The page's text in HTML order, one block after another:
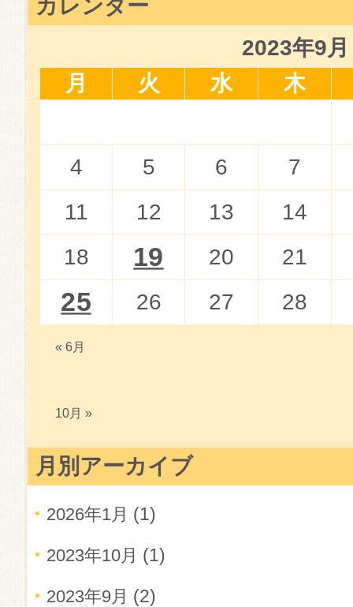
カレンダー
2023年9月
月
火 水 木
4 5 6
7
11
12 13
14
18
19 20 21
25 26 27 28
« 6月
10月 »
月別アーカイブ
2026年1月 (1)
2023年10月 (1)
2023年9月 (2)